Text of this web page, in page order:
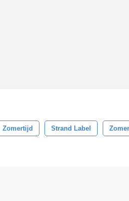
Zomertijd Strand Label